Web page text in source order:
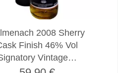
2008 Sherry
Finish 46% Vol
Vintage…